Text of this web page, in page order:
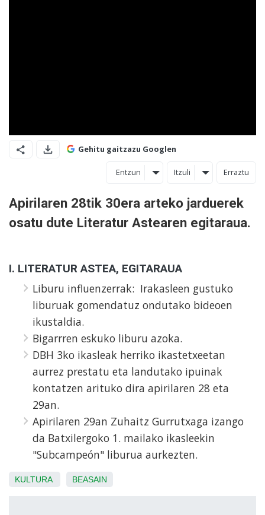
Gehitu gaitzazu Googlen
Entzun Itzuli Erraztu
Apirilaren 28tik 30era arteko jarduerek
osatu dute Literatur Astearen egitaraua.
I. LITERATUR ASTEA, EGITARAUA
Liburu influenzerrak: Irakasleen gustuko
liburuak gomendatuz ondutako bideoen
ikustaldia.
Bigarrren eskuko liburu azoka.
DBH 3ko ikasleak herriko ikastetxeetan
aurrez prestatu eta landutako ipuinak
kontatzen arituko dira apirilaren 28 eta
29an.
Apirilaren 29an Zuhaitz Gurrutxaga izango
da Batxilergoko 1. mailako ikasleekin
"Subcampeón" liburua aurkezten.
KULTURA BEASAIN